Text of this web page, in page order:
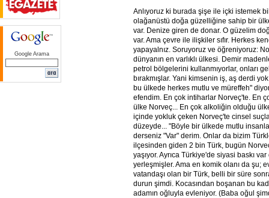
Google Arama
Anlıyoruz ki burada şişe ile içki istemek
olağanüstü doğa güzelliğine sahip bir
var. Denize giren de donar. O güzelim
var. Ama çevre ile ilişkiler sıfır. Herkes
yapayalnız. Soruyoruz ve öğreniyoruz:
dünyanın en varlıklı ülkesi. Demir
petrol bölgelerini kullanmıyorlar, onları
bırakmışlar. Yani kimsenin iş, aş derdi
bu ülkede herkes mutlu ve müreffeh"
efendim. En çok intiharlar Norveç'te. En
ülke Norveç... En çok alkoliğin olduğu
içinde yokluk çeken Norveç'te cinsel
düzeyde... "Böyle bir ülkede mutlu
derseniz "Var" derim. Onlar da bizim
ilçesinden giden 2 bin Türk, bugün
yaşıyor. Ayrıca Türkiye'de siyasi baskı
yerleşmişler. Ama en komik olanı da şu;
vatandaşı olan bir Türk, belli bir süre sonra
durun şimdi. Kocasından boşanan bu
adamın oğluyla evleniyor. (Baba oğul